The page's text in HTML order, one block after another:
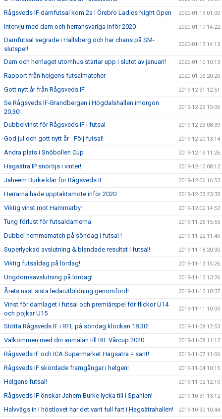
Rågsveds IF damfutsal kom 2a i Örebro Ladies Night Open 2020-01-19 01:00
Intervju med dam och herransvariga inför 2020 2020-01-17 14:22
Damfutsal segrade i Hallsberg och har chans på SM-
slutspel!
2020-01-13 14:13
Dam och herrlaget utomhus startar upp i slutet av januari! 2020-01-10 10:13
Rapport från helgens futsalmatcher 2020-01-06 20:20
Gott nytt år från Rågsveds IF 2019-12-31 12:51
Se Rågsveds IF-Brandbergen i Högdalshallen imorgon
20.30!
2019-12-29 15:06
Dubbelvinst för Rågsveds IF i futsal 2019-12-23 08:39
God jul och gott nytt år - Följ futsal! 2019-12-20 13:14
Andra plats i Snöbollen Cup 2019-12-16 11:26
Hagsätra IP snöröjs i vinter! 2019-12-10 08:12
Jaheem Burke klar för Rågsveds IF 2019-12-06 16:53
Herrarna hade upptaktsmöte inför 2020 2019-12-03 23:35
Viktig vinst mot Hammarby ! 2019-12-02 14:52
Tung förlust för futsaldamerna 2019-11-25 15:55
Dubbel hemmamatch på söndag i futsal ! 2019-11-22 11:40
Superlyckad avslutning & blandade resultat i futsal! 2019-11-18 20:30
Viktig futsaldag på lördag! 2019-11-13 15:26
Ungdomsavslutning på lördag! 2019-11-13 13:26
Årets näst sista ledarutbildning genomförd! 2019-11-13 10:37
Vinst för damlaget i futsal och premiärspel för flickor U14
och pojkar U15
2019-11-11 10:05
Stötta Rågsveds IF i RFL på söndag klockan 18.30! 2019-11-08 12:53
Välkommen med din anmälan till RIF Vårcup 2020 2019-11-08 11:12
Rågsveds IF och ICA Supermarket Hagsätra = sant! 2019-11-07 11:06
Rågsveds IF skördade framgångar i helgen! 2019-11-04 10:15
Helgens futsal! 2019-11-02 12:10
Rågsveds IF önskar Jahem Burke lycka till i Spanien! 2019-10-31 13:12
Halvvägs in i höstlovet har det varit full fart i Hagsätrahallen! 2019-10-30 10:44